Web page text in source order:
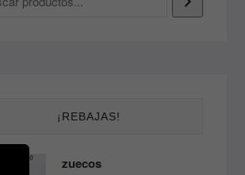
¡REBAJAS!
zuecos